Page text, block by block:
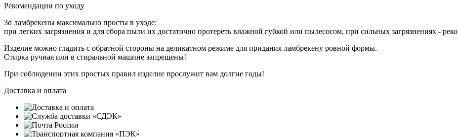
Рекомендации по уходу
3d ламбрекены максимально просты в уходе:
при легких загрязнения и для сбора пыли их достаточно протереть влажной губкой или пылесосом, при сильных загрязнениях -
Изделие можно гладить с обратной стороны на деликатном режиме для придания ламбрекену ровной формы.
Стирка ручная или в стиральной машине запрещены!
При соблюдении этих простых правил изделие прослужит вам долгие годы!
Доставка и оплата